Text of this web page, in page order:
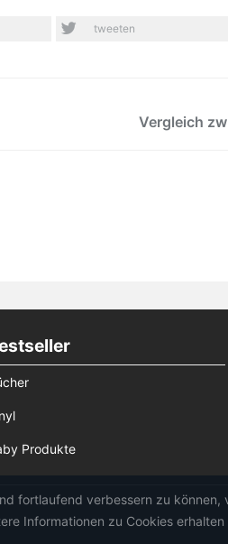
tweeten
Vergleich
Produkte
fortlaufend verbessern zu
Informationen zu Cookies erhalten